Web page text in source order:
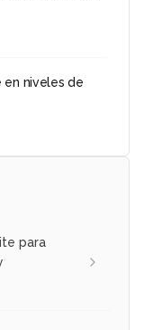
en niveles de
para